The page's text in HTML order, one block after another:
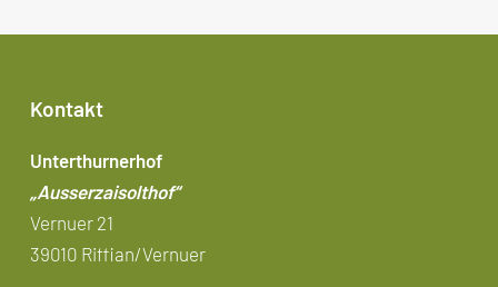
Kontakt
Unterthurnerhof
„Ausserzaisolthof“
Vernuer 21
39010 Riffian/Vernuer